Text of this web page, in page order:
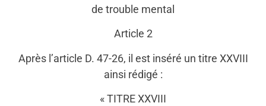
de trouble mental
Article 2
Après l’article D. 47-26, il est inséré un titre XXVIII
ainsi rédigé :
« TITRE XXVIII